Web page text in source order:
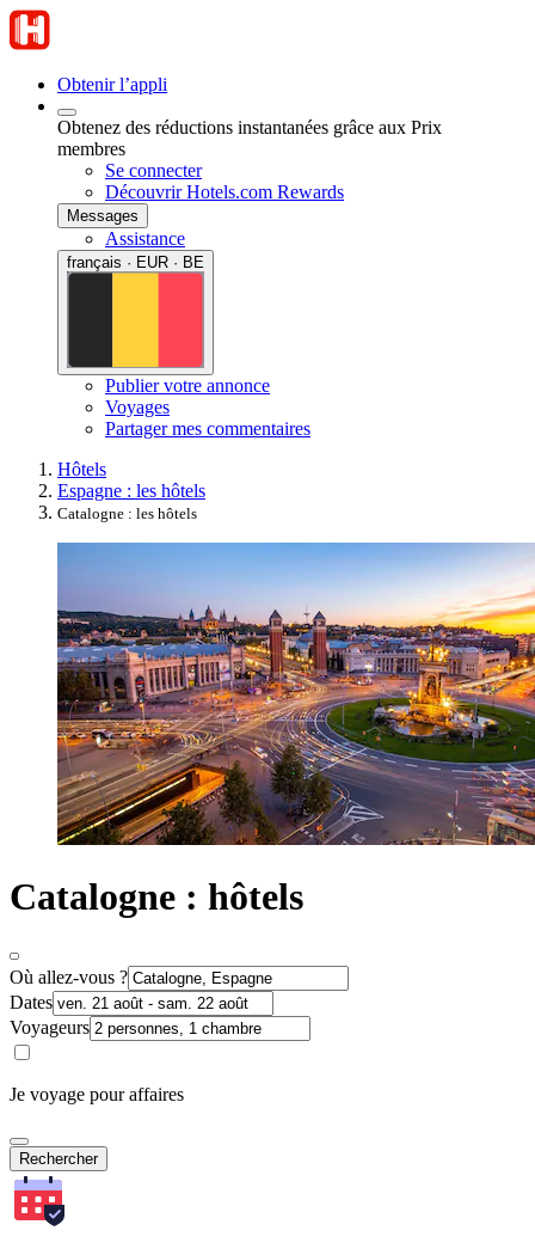
Obtenir l’appli
Obtenez des réductions instantanées grâce aux Prix
membres
Se connecter
Découvrir Hotels.com Rewards
Messages
Assistance
français · EUR · BE
Publier votre annonce
Voyages
Partager mes commentaires
Hôtels
Espagne : les hôtels
Catalogne : les hôtels
Catalogne : hôtels
Où allez-vous ?
Dates
Voyageurs
Je voyage pour affaires
Rechercher